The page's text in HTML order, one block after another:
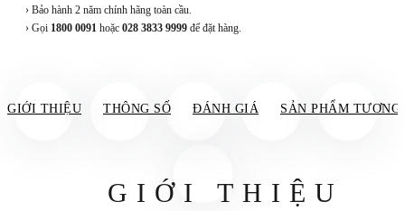
› Bảo hành 2 năm chính hãng toàn cầu.
› Gọi 1800 0091 hoặc 028 3833 9999 để đặt hàng.
GIỚI THIỆU THÔNG SỐ ĐÁNH GIÁ SẢN PHẨM TƯƠNG
GIỚI THIỆU